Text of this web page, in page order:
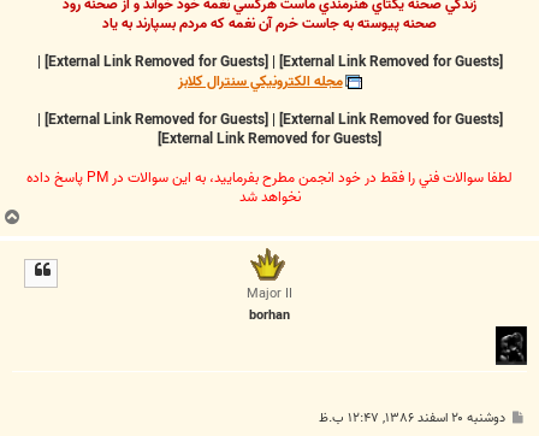
صحنه پيوسته به جاست خرم آن نغمه که مردم بسپارند به ياد
|
|
مجله الکترونيکي سنترال کلابز
|
|
لطفا سوالات فني را فقط در خود انجمن مطرح بفرماييد، به اين سوالات در PM پاسخ داده
نخواهد شد
ب
ا
Major II
borhan
پ دوشنبه ۲۰ اسفند ۱۳۸۶, ۱۲:۴۷ ب.ظ